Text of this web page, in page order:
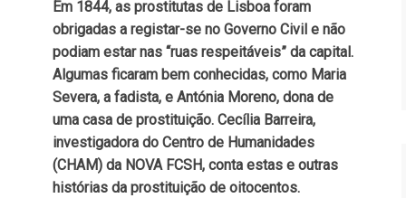
Em 1844, as prostitutas de Lisboa foram
obrigadas a registar-se no Governo Civil e não
podiam estar nas “ruas respeitáveis” da capital.
Algumas ficaram bem conhecidas, como Maria
Severa, a fadista, e Antónia Moreno, dona de
uma casa de prostituição. Cecília Barreira,
investigadora do Centro de Humanidades
(CHAM) da NOVA FCSH, conta estas e outras
histórias da prostituição de oitocentos.